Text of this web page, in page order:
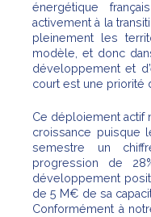
énergétique
activement à la
pleinement les
modèle, et donc
développement et
court est une priorité
Ce déploiement actif
croissance puisque
semestre un
progression de
développement
de 5 M€ de sa
Conformément à